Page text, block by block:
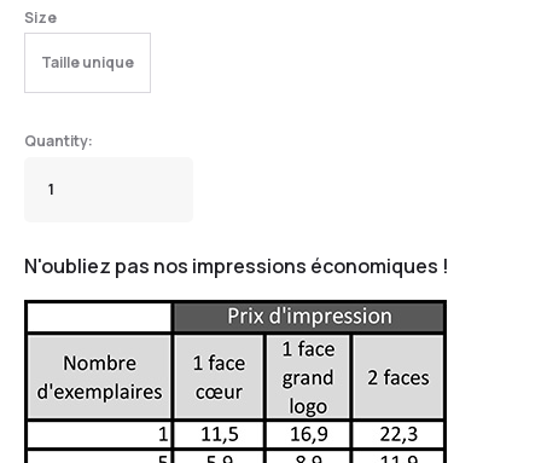
Size
Taille unique
N'oubliez pas nos impressions économiques !